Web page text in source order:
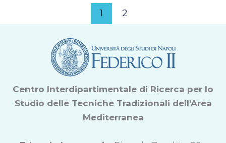
1 2
Centro Interdipartimentale di Ricerca per lo
Studio delle Tecniche Tradizionali dell’Area
Mediterranea